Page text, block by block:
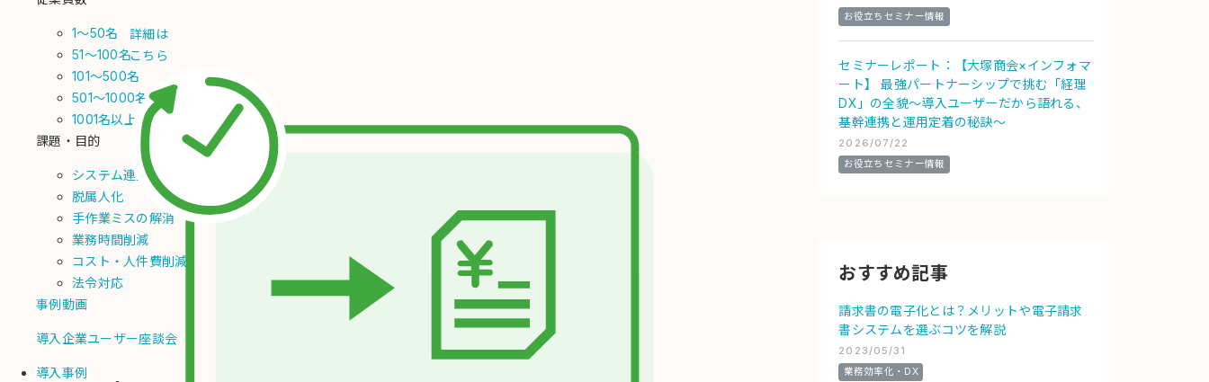
1～50名
51～100名
101～500名
501～1000名
1001名以上
課題・目的
システム連携
脱属人化
手作業ミスの解消
業務時間削減
コスト・人件費削減
法令対応
事例動画
導入企業ユーザー座談会
導入事例
詳細は
こちら
お役立ちセミナー情報
セミナーレポート：【大塚商会×インフォマ
ート】 最強パートナーシップで挑む「経理
DX」の全貌～導入ユーザーだから語れる、
基幹連携と運用定着の秘訣～
2026/07/22
お役立ちセミナー情報
おすすめ記事
請求書の電子化とは？メリットや電子請求
書システムを選ぶコツを解説
2023/05/31
業務効率化・DX